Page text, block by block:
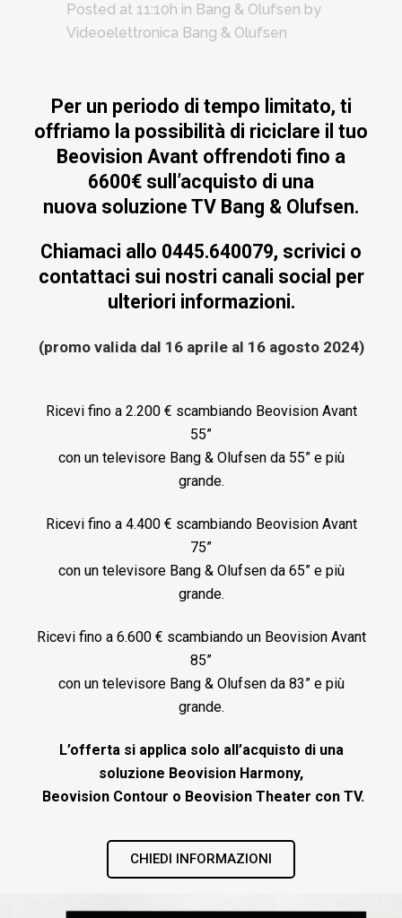
Posted at 11:10h in Bang & Olufsen by
Videoelettronica Bang & Olufsen
Per un periodo di tempo limitato, ti
offriamo la possibilità di riciclare il tuo
Beovision Avant offrendoti fino a
6600€ sull’acquisto di una
nuova soluzione TV Bang & Olufsen.
Chiamaci allo 0445.640079, scrivici o
contattaci sui nostri canali social per
ulteriori informazioni.
(promo valida dal 16 aprile al 16 agosto 2024)
Ricevi fino a 2.200 € scambiando Beovision Avant
55”
con un televisore Bang & Olufsen da 55” e più
grande.
Ricevi fino a 4.400 € scambiando Beovision Avant
75”
con un televisore Bang & Olufsen da 65” e più
grande.
Ricevi fino a 6.600 € scambiando un Beovision Avant
85”
con un televisore Bang & Olufsen da 83” e più
grande.
L’offerta si applica solo all’acquisto di una
soluzione Beovision Harmony,
Beovision Contour o Beovision Theater con TV.
CHIEDI INFORMAZIONI